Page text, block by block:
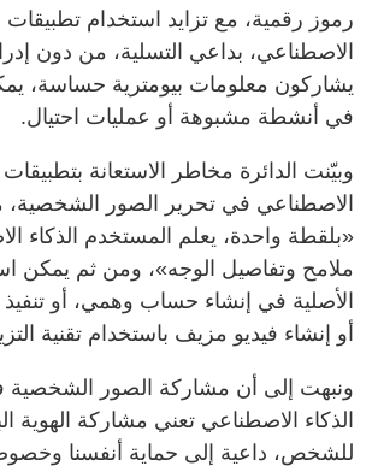
رموز رقمية، مع تزايد استخدام تطبيقات
الاصطناعي، بداعي التسلية، من دون
يشاركون معلومات بيومترية حساسة،
في أنشطة مشبوهة أو عمليات احتيال.
وبيّنت الدائرة مخاطر الاستعانة بتطبيقات
الاصطناعي في تحرير الصور الشخصية،
«بلقطة واحدة، يعلم المستخدم الذكاء
ملامح وتفاصيل الوجه»، ومن ثم يمكن
الأصلية في إنشاء حساب وهمي، أو تنفيذ
أو إنشاء فيديو مزيف باستخدام تقنية
ونبهت إلى أن مشاركة الصور الشخصية
الذكاء الاصطناعي تعني مشاركة الهوية
للشخص، داعية إلى حماية أنفسنا